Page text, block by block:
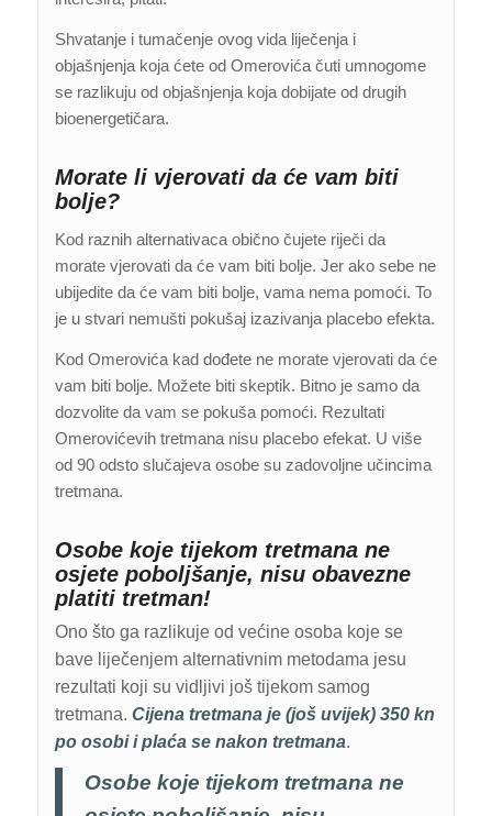
Shvatanje i tumačenje ovog vida liječenja i
objašnjenja koja ćete od Omerovića čuti umnogome
se razlikuju od objašnjenja koja dobijate od drugih
bioenergetičara.
Morate li vjerovati da će vam biti
bolje?
Kod raznih alternativaca obično čujete riječi da
morate vjerovati da će vam biti bolje. Jer ako sebe ne
ubijedite da će vam biti bolje, vama nema pomoći. To
je u stvari nemušti pokušaj izazivanja placebo efekta.
Kod Omerovića kad dođete ne morate vjerovati da će
vam biti bolje. Možete biti skeptik. Bitno je samo da
dozvolite da vam se pokuša pomoći. Rezultati
Omerovićevih tretmana nisu placebo efekat. U više
od 90 odsto slučajeva osobe su zadovoljne učincima
tretmana.
Osobe koje tijekom tretmana ne
osjete poboljšanje, nisu obavezne
platiti tretman!
Ono što ga razlikuje od većine osoba koje se
bave liječenjem alternativnim metodama jesu
rezultati koji su vidljivi još tijekom samog
tretmana. Cijena tretmana je (još uvijek) 350 kn
po osobi i plaća se nakon tretmana.
Osobe koje tijekom tretmana ne